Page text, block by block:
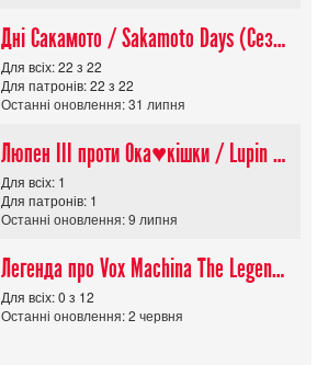
Дні Сакамото / Sakamoto Days (Сезон 1)
Для всіх: 22 з 22
Для патронів: 22 з 22
Останні оновлення: 31 липня
Люпен ІІІ проти Ока♥кішки / Lupin III vs Cats Eye Movie
Для всіх: 1
Для патронів: 1
Останні оновлення: 9 липня
Легенда про Vox Machina The Legend of Vox Machina (Сезон 4)
Для всіх: 0 з 12
Останні оновлення: 2 червня